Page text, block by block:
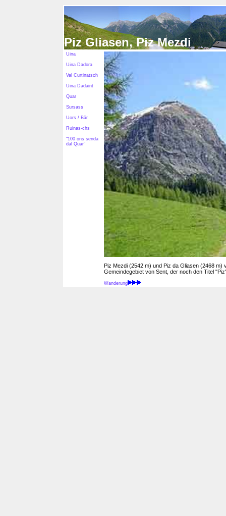
Piz Gliasen, Piz Mezdi
Uina
Uina Dadora
Val Curtinatsch
Uina Dadaint
Quar
Sursass
Uors / Bär
Ruinas-chs
"100 ons senda
dal Quar"
Piz Mezdi (2542 m) und Piz da Gliasen (2468 m)
Gemeindegebiet von Sent, der noch den Titel
Wanderung